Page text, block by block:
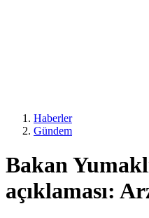
Haberler
Gündem
Bakan
açıklaması: